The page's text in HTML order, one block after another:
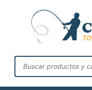
contenido
Búsqueda
de
productos